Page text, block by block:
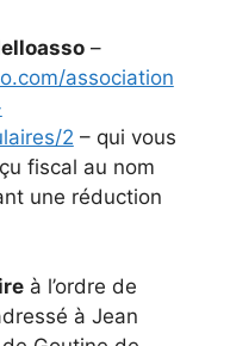
–
association
2 – qui vous
fiscal au nom
une réduction
à l’ordre de
à Jean